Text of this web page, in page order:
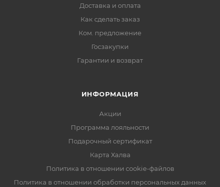
Доставка и оплата
Как сделать заказ
Ком. предложение
Госзакупки
Гарантии и возврат
ИНФОРМАЦИЯ
Акции
Программа лояльности
Подарочный сертификат
Карта Халва
Политика в отношении cookie-файлов
Политика в отношении обработки персональных данных